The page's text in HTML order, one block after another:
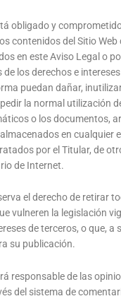
obligado y
contenidos del Sitio
en este Aviso Legal o
de los derechos e
puedan dañar,
la normal utilización
o los documentos,
en cualquier
por el Titular, de
de Internet.
el derecho de retirar
vulneren la legislación
de terceros, o que, a
su publicación.
responsable de las
del sistema de